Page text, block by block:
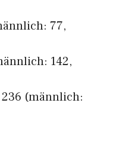
77,
142,
(männlich: